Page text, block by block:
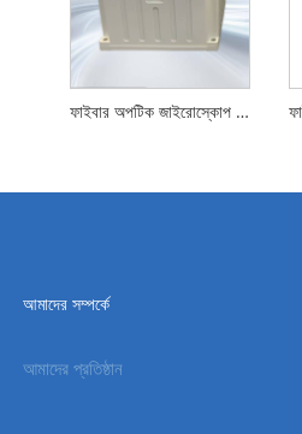
ফাইবার অপটিক জাইরোস্কোপ ফগ অ্যাক্সিলোমিটার এবং জিএনএসএস নেভিগেশন সিস্টেম
আমাদের সম্পর্কে
আমাদের প্রতিষ্ঠান